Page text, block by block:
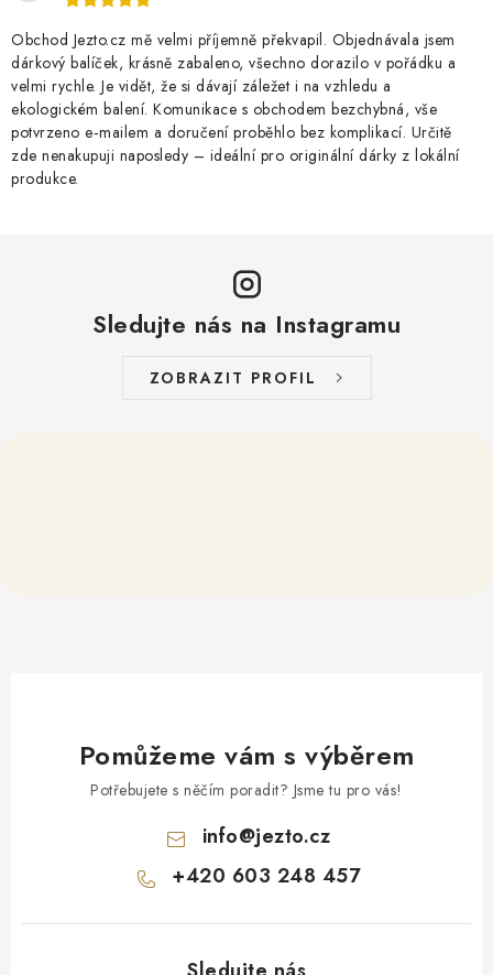
Obchod Jezto.cz mě velmi příjemně překvapil. Objednávala jsem
dárkový balíček, krásně zabaleno, všechno dorazilo v pořádku a
velmi rychle. Je vidět, že si dávají záležet i na vzhledu a
ekologickém balení. Komunikace s obchodem bezchybná, vše
potvrzeno e‑mailem a doručení proběhlo bez komplikací. Určitě
zde nenakupuji naposledy – ideální pro originální dárky z lokální
produkce.
Sledujte nás na Instagramu
ZOBRAZIT PROFIL
Pomůžeme vám s výběrem
Potřebujete s něčím poradit? Jsme tu pro vás!
info@jezto.cz
+420 603 248 457